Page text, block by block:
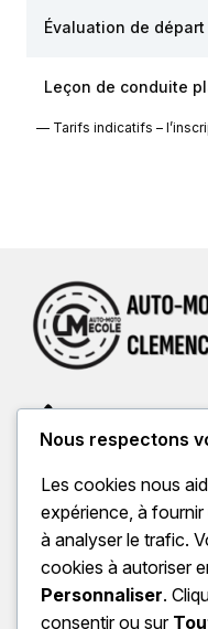
Évaluation de départ
Leçon de conduite
— Tarifs indicatifs –
01 56 65 98 69
Écrivez-nous
Lundi à Vendredi de
Mentions Légales
Documents
Nous respectons
Les cookies nous
expérience, à
à analyser le trafic.
cookies à autoriser
Personnaliser.
consentir ou sur